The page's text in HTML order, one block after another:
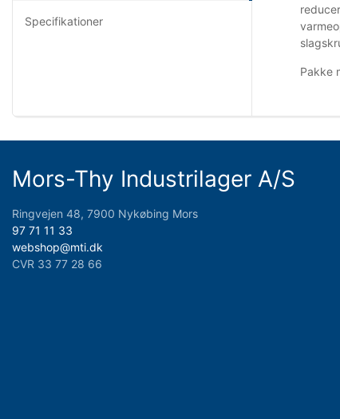
Specifikationer
Pakke
Mors-Thy Industrilager A/S
Ringvejen 48, 7900 Nykøbing Mors
97 71 11 33
webshop@mti.dk
CVR 33 77 28 66